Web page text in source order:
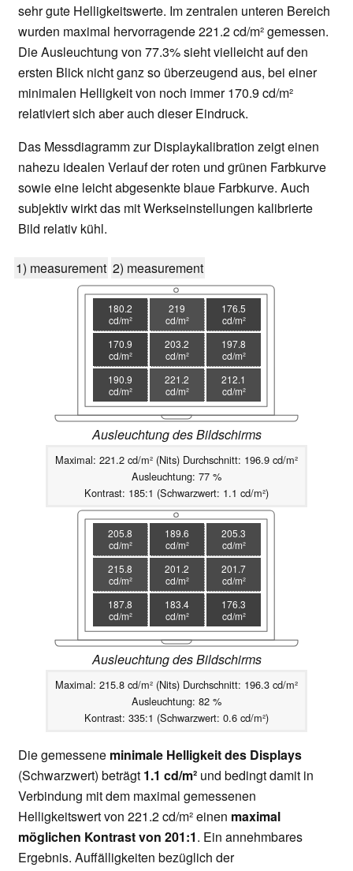
sehr gute Helligkeitswerte. Im zentralen unteren Bereich
wurden maximal hervorragende 221.2 cd/m² gemessen.
Die Ausleuchtung von 77.3% sieht vielleicht auf den
ersten Blick nicht ganz so überzeugend aus, bei einer
minimalen Helligkeit von noch immer 170.9 cd/m²
relativiert sich aber auch dieser Eindruck.
Das Messdiagramm zur Displaykalibration zeigt einen
nahezu idealen Verlauf der roten und grünen Farbkurve
sowie eine leicht abgesenkte blaue Farbkurve. Auch
subjektiv wirkt das mit Werkseinstellungen kalibrierte
Bild relativ kühl.
1) measurement 2) measurement
180.2
cd/m²
219
cd/m²
176.5
cd/m²
170.9
cd/m²
203.2
cd/m²
197.8
cd/m²
190.9
cd/m²
221.2
cd/m²
212.1
cd/m²
Ausleuchtung des Bildschirms
Maximal: 221.2 cd/m² (Nits) Durchschnitt: 196.9 cd/m²
Ausleuchtung: 77 %
Kontrast: 185:1 (Schwarzwert: 1.1 cd/m²)
205.8
cd/m²
189.6
cd/m²
205.3
cd/m²
215.8
cd/m²
201.2
cd/m²
201.7
cd/m²
187.8
cd/m²
183.4
cd/m²
176.3
cd/m²
Ausleuchtung des Bildschirms
Maximal: 215.8 cd/m² (Nits) Durchschnitt: 196.3 cd/m²
Ausleuchtung: 82 %
Kontrast: 335:1 (Schwarzwert: 0.6 cd/m²)
Die gemessene minimale Helligkeit des Displays
(Schwarzwert) beträgt 1.1 cd/m² und bedingt damit in
Verbindung mit dem maximal gemessenen
Helligkeitswert von 221.2 cd/m² einen maximal
möglichen Kontrast von 201:1. Ein annehmbares
Ergebnis. Auffälligkeiten bezüglich der